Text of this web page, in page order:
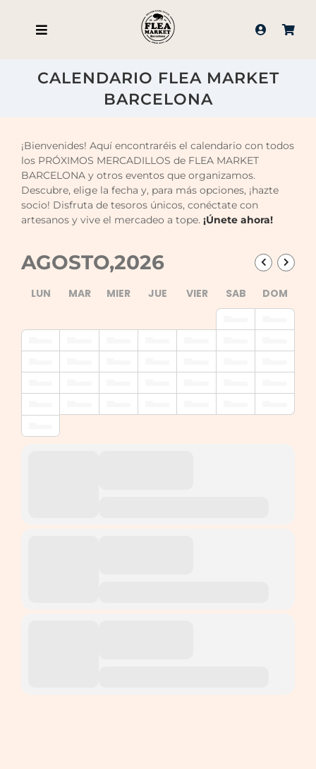
contenido
CALENDARIO FLEA MARKET
BARCELONA
¡Bienvenides! Aquí encontraréis el calendario con todos
los PRÓXIMOS MERCADILLOS de FLEA MARKET
BARCELONA y otros eventos que organizamos.
Descubre, elige la fecha y, para más opciones, ¡hazte
socio! Disfruta de tesoros únicos, conéctate con
artesanos y vive el mercadeo a tope. ¡Únete ahora!
AGOSTO,2026
LUN MAR MIER JUE VIER SAB DOM